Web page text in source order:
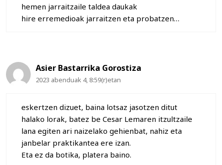
hemen jarraitzaile taldea daukak
hire erremedioak jarraitzen eta probatzen…
Asier Bastarrika Gorostiza
2023 abenduak 4, 8:59(r)etan
eskertzen dizuet, baina lotsaz jasotzen ditut
halako lorak, batez be Cesar Lemaren itzultzaile
lana egiten ari naizelako gehienbat, nahiz eta
janbelar praktikantea ere izan.
Eta ez da botika, platera baino.